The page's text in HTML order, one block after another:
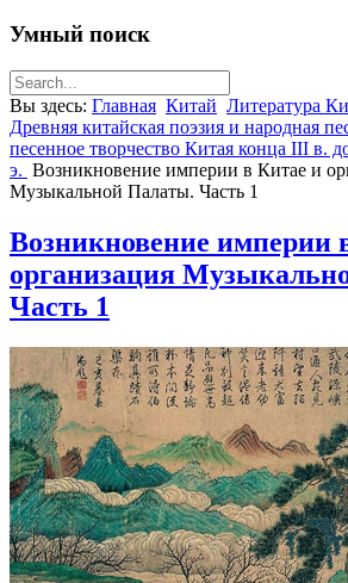
Умный поиск
Вы здесь: Главная Китай Литература
Древняя китайская поэзия и народная
песенное творчество Китая конца III в.
э. Возникновение империи в Китае и
Музыкальной Палаты. Часть 1
Возникновение империи
организация
Часть 1